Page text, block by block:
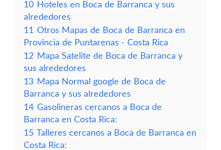
10 Hoteles en Boca de Barranca y sus
alrededores
11 Otros Mapas de Boca de Barranca en
Provincia de Puntarenas - Costa Rica
12 Mapa Satelite de Boca de Barranca y
sus alrededores
13 Mapa Normal google de Boca de
Barranca y sus alrededores
14 Gasolineras cercanos a Boca de
Barranca en Costa Rica:
15 Talleres cercanos a Boca de Barranca en
Costa Rica: